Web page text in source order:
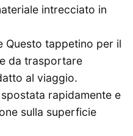
intrecciato in
Questo tappetino per il
da trasportare
al viaggio.
rapidamente e
sulla superficie